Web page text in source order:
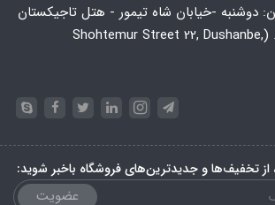
دوشنبه -خیابان شاه تیمور - هتل تاجیکستان
- طبقه همکف. (Shohtemur Street 22, Dushanbe,
از تخفیف‌ها و جدیدترین‌های فروشگاه باخبر شوید:
عضویت